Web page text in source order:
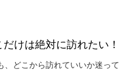
けは絶対に訪れたい！
、どこから訪れていいか迷って